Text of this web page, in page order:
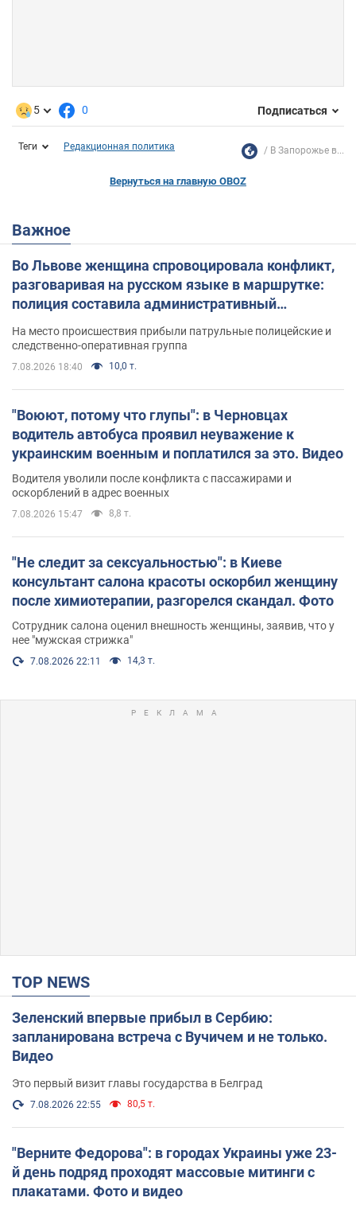
5 0 Подписаться
Теги Редакционная политика В Запорожье в...
Вернуться на главную OBOZ
Важное
Во Львове женщина спровоцировала конфликт,
разговаривая на русском языке в маршрутке:
полиция составила административный
На место происшествия прибыли патрульные полицейские и
следственно-оперативная группа
7.08.2026 18:40 10,0 т.
"Воюют, потому что глупы": в Черновцах
водитель автобуса проявил неуважение к
украинским военным и поплатился за это. Видео
Водителя уволили после конфликта с пассажирами и
оскорблений в адрес военных
7.08.2026 15:47 8,8 т.
"Не следит за сексуальностью": в Киеве
консультант салона красоты оскорбил женщину
после химиотерапии, разгорелся скандал. Фото
Сотрудник салона оценил внешность женщины, заявив, что у
нее "мужская стрижка"
7.08.2026 22:11 14,3 т.
TOP NEWS
Зеленский впервые прибыл в Сербию:
запланирована встреча с Вучичем и не только.
Видео
Это первый визит главы государства в Белград
7.08.2026 22:55 80,5 т.
"Верните Федорова": в городах Украины уже 23-
й день подряд проходят массовые митинги с
плакатами. Фото и видео